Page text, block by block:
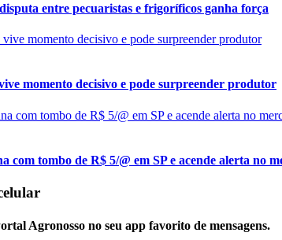
entre pecuaristas e frigoríficos ganha força
momento decisivo e pode surpreender produtor
com tombo de R$ 5/@ em SP e acende alerta no
Agronosso no seu app favorito de mensagens.